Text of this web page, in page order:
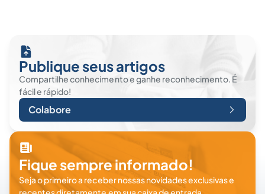
Publique seus artigos
Compartilhe conhecimento e ganhe reconhecimento. É
fácil e rápido!
Colabore
Fique sempre informado!
Seja o primeiro a receber nossas novidades exclusivas e